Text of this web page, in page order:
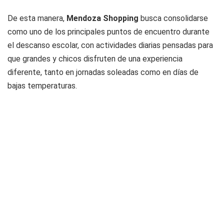
De esta manera, Mendoza Shopping busca consolidarse
como uno de los principales puntos de encuentro durante
el descanso escolar, con actividades diarias pensadas para
que grandes y chicos disfruten de una experiencia
diferente, tanto en jornadas soleadas como en días de
bajas temperaturas.